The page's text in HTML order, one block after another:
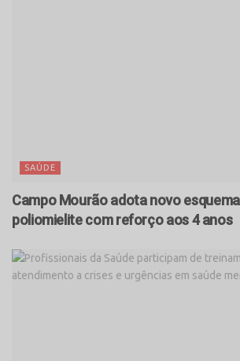
SAÚDE
Campo Mourão adota novo
poliomielite com reforço aos 4 anos